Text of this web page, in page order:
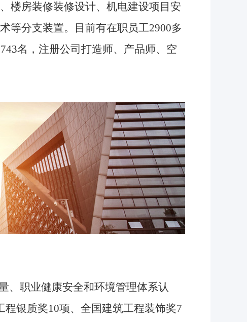
房装修装修设计、机电建设项目安
等分支装置。目前有在职员工2900多
名，注册公司打造师、产品师、空
职业健康安全和环境管理体系认
银质奖10项、全国建筑工程装饰奖7